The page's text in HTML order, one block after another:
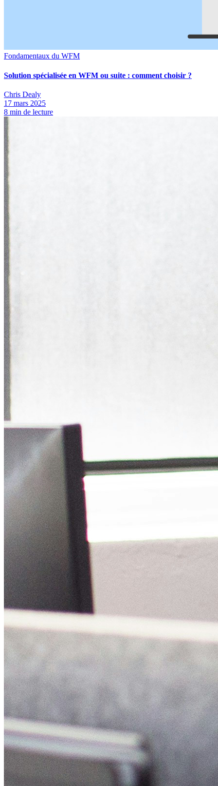
Fondamentaux du WFM
Solution spécialisée en WFM ou suite : comment choisir ?
Chris Dealy
17 mars 2025
8 min de lecture